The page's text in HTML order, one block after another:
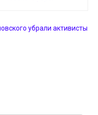
убрали активисты